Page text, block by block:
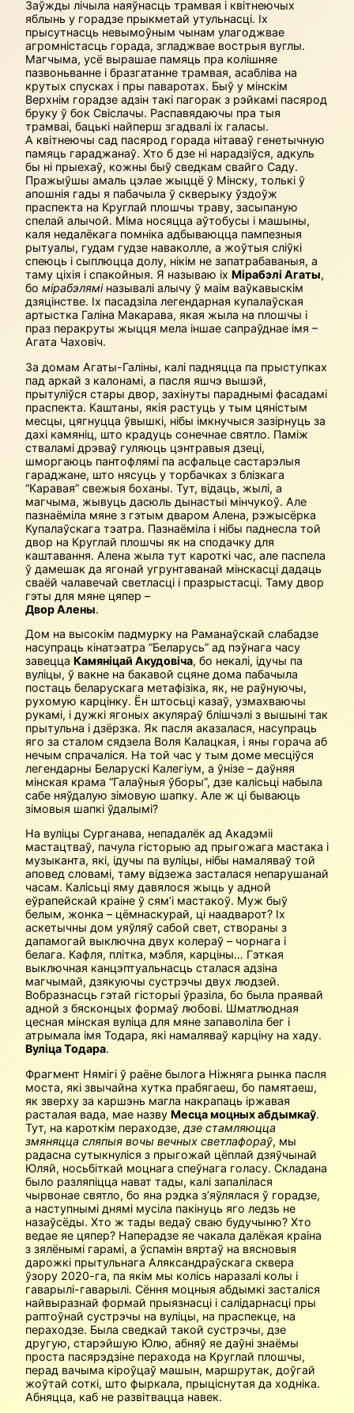
Заўжды лічыла наяўнасць трамвая і квітнеючых
яблынь у горадзе прыкметай утульнасці. Іх
прысутнасць невымоўным чынам улагоджвае
агромністасць горада, згладжвае вострыя вуглы.
Магчыма, усё вырашае памяць пра колішняе
пазвоньванне і бразгатанне трамвая, асабліва на
крутых спусках і пры паваротах. Быў у мінскім
Верхнім горадзе адзін такі пагорак з рэйкамі пасярод
бруку ў бок Свіслачы. Распавядаючы пра тыя
трамваі, бацькі найперш згадвалі іх галасы.
А квітнеючы сад пасярод горада нітаваў генетычную
памяць гараджанаў. Хто б дзе ні нарадзіўся, адкуль
бы ні прыехаў, кожны быў сведкам свайго Саду.
Пражыўшы амаль цэлае жыццё ў Мінску, толькі ў
апошнія гады я пабачыла ў скверыку ўздоўж
праспекта на Круглай плошчы траву, засыпаную
спелай алычой. Міма носяцца аўтобусы і машыны,
каля недалёкага помніка адбываюцца пампезныя
рытуалы, гудам гудзе наваколле, а жоўтыя сліўкі
спеюць і сыплюцца долу, нікім не запатрабаваныя, а
таму ціхія і спакойныя. Я называю іх Мірабэлі Агаты,
бо мірабэляміназывалі алычу ў маім ваўкавыскім
дзяцінстве. Іх пасадзіла легендарная купалаўская
артыстка Галіна Макарава, якая жыла на плошчы і
праз перакруты жыцця мела іншае сапраўднае імя –
Агата Чаховіч.
За домам Агаты-Галіны, калі падняцца па прыступках
пад аркай з калонамі, а пасля яшчэ вышэй,
прытуліўся стары двор, захінуты параднымі фасадамі
праспекта. Каштаны, якія растуць у тым цяністым
месцы, цягнуцца ўвышкі, нібы імкнучыся зазірнуць за
дахі камяніц, што крадуць сонечнае святло. Паміж
стваламі дрэваў гуляюць цэнтравыя дзеці,
шморгаюць пантофлямі па асфальце састарэлыя
гараджане, што нясуць у торбачках з блізкага
“Каравая” свежыя боханы. Тут, відаць, жылі, а
магчыма, жывуць дасюль дынастыі мінчукоў. Але
пазнаёміла мяне з гэтым дваром Алена, рэжысёрка
Купалаўскага тэатра. Пазнаёміла і нібы паднесла той
двор на Круглай плошчы як на сподачку для
каштавання. Алена жыла тут кароткі час, але паспела
ў дамешак да ягонай угрунтаванай мінскасці дадаць
сваёй чалавечай светласці і празрыстасці. Таму двор
гэты для мяне цяпер –
Двор Алены.
Дом на высокім падмурку на Раманаўскай слабадзе
насупраць кінатэатра “Беларусь” ад пэўнага часу
завецца Камяніцай Акудовіча, бо некалі, ідучы па
вуліцы, ў вакне на бакавой сцяне дома пабачыла
постаць беларускага метафізіка, як, не раўнуючы,
рухомую карцінку. Ён штосьці казаў, узмахваючы
рукамі, і дужкі ягоных акуляраў блішчэлі з вышыні так
прытульна і дзёрзка. Як пасля аказалася, насупраць
яго за сталом сядзела Воля Калацкая, і яны горача аб
нечым спрачаліся. На той час у тым доме месціўся
легендарны Беларускі Калегіум, а ўнізе – даўняя
мінская крама “Галаўныя ўборы”, дзе калісьці набыла
сабе няўдалую зімовую шапку. Але ж ці бываюць
зімовыя шапкі ўдалымі?
На вуліцы Сурганава, непадалёк ад Акадэміі
мастацтваў, пачула гісторыю ад прыгожага мастака і
музыканта, які, ідучы па вуліцы, нібы намаляваў той
аповед словамі, таму відзежа засталася непарушанай
часам. Калісьці яму давялося жыць у адной
еўрапейскай краіне ў сям’і мастакоў. Муж быў
белым, жонка – цёмнаскурай, ці наадварот? Іх
аскетычны дом уяўляў сабой свет, створаны з
дапамогай выключна двух колераў – чорнага і
белага. Кафля, плітка, мэбля, карціны… Гэткая
выключная канцэптуальнасць сталася адзіна
магчымай, дзякуючы сустрэчы двух людзей.
Вобразнасць гэтай гісторыі ўразіла, бо была праявай
адной з бясконцых формаў любові. Шматлюдная
цесная мінская вуліца для мяне запаволіла бег і
атрымала імя Тодара, які намаляваў карціну на хаду.
Вуліца Тодара.
Фрагмент Нямігі ў раёне былога Ніжняга рынка пасля
моста, які звычайна хутка прабягаеш, бо памятаеш,
як зверху за каршэнь магла накрапаць іржавая
расталая вада, мае назву Месца моцных абдымкаў.
Тут, на кароткім пераходзе, дзе стамляюцца
змяняцца сляпыя вочы вечных светлафораў, мы
радасна сутыкнуліся з прыгожай цёплай дзяўчынай
Юляй, носьбіткай моцнага спеўнага голасу. Складана
было разляпіцца нават тады, калі запалілася
чырвонае святло, бо яна рэдка з’яўлялася ў горадзе,
а наступнымі днямі мусіла пакінуць яго ледзь не
назаўсёды. Хто ж тады ведаў сваю будучыню? Хто
ведае яе цяпер? Наперадзе яе чакала далёкая краіна
з зялёнымі гарамі, а ўспамін вяртаў на вясновыя
дарожкі прытульнага Аляксандраўскага сквера
ўзору 2020-га, па якім мы колісь наразалі колы і
гаварылі-гаварылі. Сёння моцныя абдымкі засталіся
найвыразнай формай прыязнасці і салідарнасці пры
раптоўнай сустрэчы на вуліцы, на праспекце, на
пераходзе. Была сведкай такой сустрэчы, дзе
другую, старэйшую Юлю, абняў яе даўні знаёмы
проста пасярэдзіне перахода на Круглай плошчы,
перад вачыма кіроўцаў машын, маршрутак, доўгай
жоўтай соткі, што фыркала, прыціснутая да ходніка.
Абняцца, каб не развітвацца навек.